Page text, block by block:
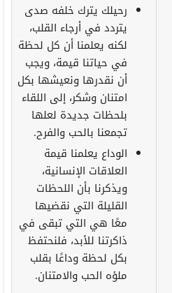
رحيلك يترك خلفه صدى
يتردد في أرجاء القلب،
لكنه يعلمنا أن كل لحظة
في حياتنا قيمة، ويجب
أن نقدرها ونعيشها بكل
امتنان وشكر، إلى اللقاء
بلحظات جديدة لعلها
تجمعنا بالحب والفرح.
الوداع يعلمنا قيمة
العلاقات الإنسانية،
ويذكرنا بأن اللحظات
القليلة التي نقضيها
معًا هي التي تبقى في
ذاكرتنا للأبد، فلنحتفظ
بكل لحظة وداعًا بقلب
ملؤه الحب والامتنان.